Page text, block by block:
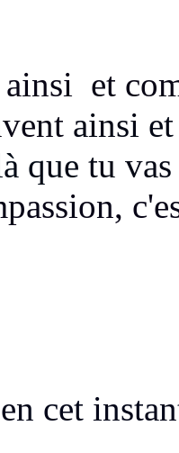
et
ainsi
que tu
cet